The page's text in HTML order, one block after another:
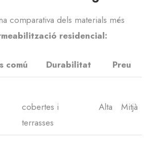
comparativa dels materials més
residencial:
comú Durabilitat Preu
cobertes i
terrasses
Alta Mitjà